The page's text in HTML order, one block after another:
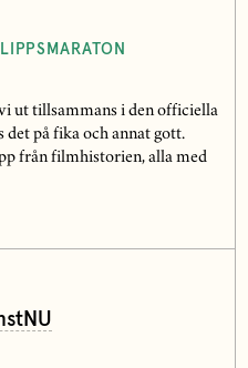
ut tillsammans i den officiella
på fika och annat gott.
från filmhistorien, alla med